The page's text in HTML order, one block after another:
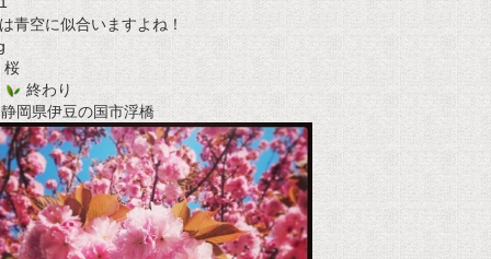
青空に似合いますよね！
桜
終わり
岡県伊豆の国市浮橋